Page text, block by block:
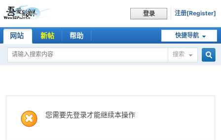
登录 注册[Register]
快捷导航
网站 新帖 帮助
搜索
您需要先登录才能继续本操作